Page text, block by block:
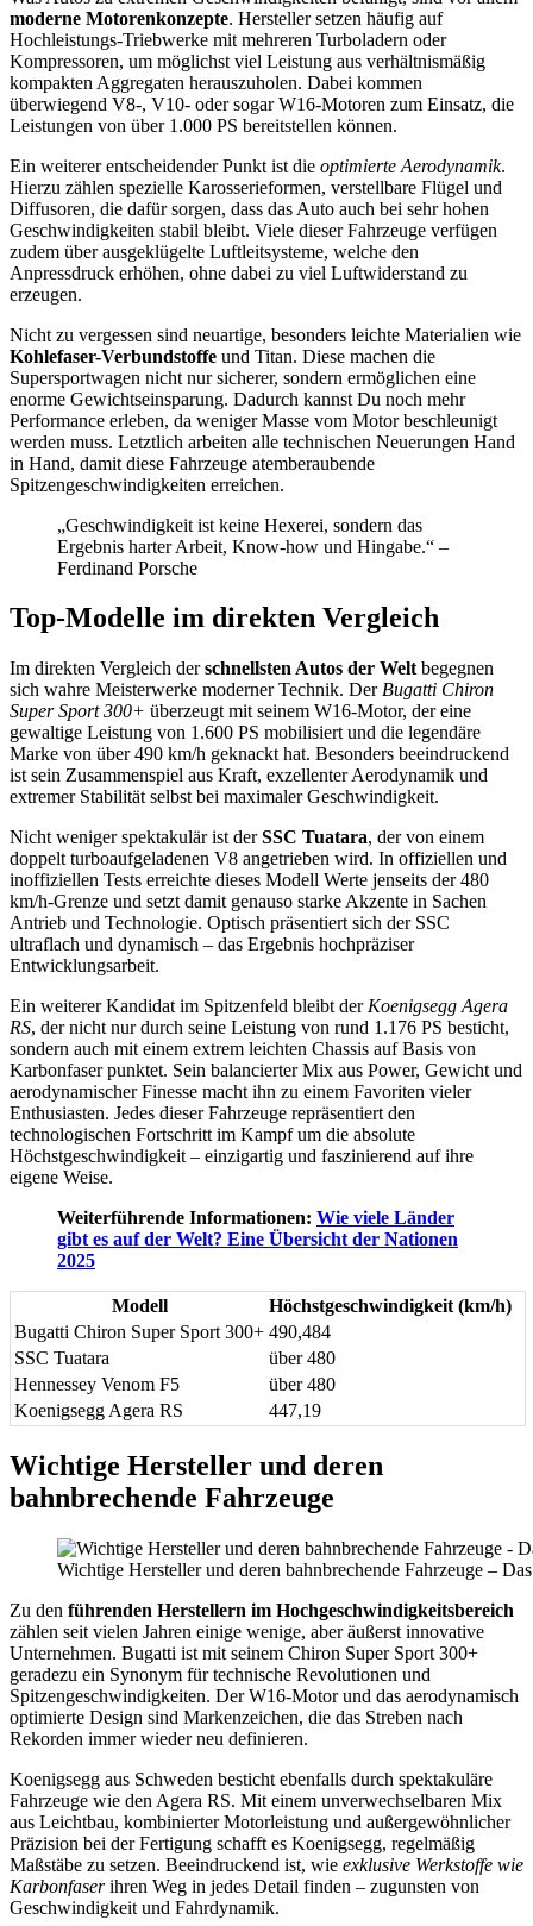
moderne Motorenkonzepte. Hersteller setzen häufig auf
Hochleistungs-Triebwerke mit mehreren Turboladern oder
Kompressoren, um möglichst viel Leistung aus verhältnismäßig
kompakten Aggregaten herauszuholen. Dabei kommen
überwiegend V8-, V10- oder sogar W16-Motoren zum Einsatz, die
Leistungen von über 1.000 PS bereitstellen können.
Ein weiterer entscheidender Punkt ist die optimierte Aerodynamik.
Hierzu zählen spezielle Karosserieformen, verstellbare Flügel und
Diffusoren, die dafür sorgen, dass das Auto auch bei sehr hohen
Geschwindigkeiten stabil bleibt. Viele dieser Fahrzeuge verfügen
zudem über ausgeklügelte Luftleitsysteme, welche den
Anpressdruck erhöhen, ohne dabei zu viel Luftwiderstand zu
erzeugen.
Nicht zu vergessen sind neuartige, besonders leichte Materialien wie
Kohlefaser-Verbundstoffe und Titan. Diese machen die
Supersportwagen nicht nur sicherer, sondern ermöglichen eine
enorme Gewichtseinsparung. Dadurch kannst Du noch mehr
Performance erleben, da weniger Masse vom Motor beschleunigt
werden muss. Letztlich arbeiten alle technischen Neuerungen Hand
in Hand, damit diese Fahrzeuge atemberaubende
Spitzengeschwindigkeiten erreichen.
„Geschwindigkeit ist keine Hexerei, sondern das
Ergebnis harter Arbeit, Know-how und Hingabe.“ –
Ferdinand Porsche
Top-Modelle im direkten Vergleich
Im direkten Vergleich derschnellsten Autos der Welt begegnen
sich wahre Meisterwerke moderner Technik. Der Bugatti Chiron
Super Sport 300+ überzeugt mit seinem W16-Motor, der eine
gewaltige Leistung von 1.600 PS mobilisiert und die legendäre
Marke von über 490 km/h geknackt hat. Besonders beeindruckend
ist sein Zusammenspiel aus Kraft, exzellenter Aerodynamik und
extremer Stabilität selbst bei maximaler Geschwindigkeit.
Nicht weniger spektakulär ist derSSC Tuatara, der von einem
doppelt turboaufgeladenen V8 angetrieben wird. In offiziellen und
inoffiziellen Tests erreichte dieses Modell Werte jenseits der 480
km/h-Grenze und setzt damit genauso starke Akzente in Sachen
Antrieb und Technologie. Optisch präsentiert sich der SSC
ultraflach und dynamisch – das Ergebnis hochpräziser
Entwicklungsarbeit.
Ein weiterer Kandidat im Spitzenfeld bleibt der Koenigsegg Agera
RS, der nicht nur durch seine Leistung von rund 1.176 PS besticht,
sondern auch mit einem extrem leichten Chassis auf Basis von
Karbonfaser punktet. Sein balancierter Mix aus Power, Gewicht und
aerodynamischer Finesse macht ihn zu einem Favoriten vieler
Enthusiasten. Jedes dieser Fahrzeuge repräsentiert den
technologischen Fortschritt im Kampf um die absolute
Höchstgeschwindigkeit – einzigartig und faszinierend auf ihre
eigene Weise.
Weiterführende Informationen: Wie viele Länder
gibt es auf der Welt? Eine Übersicht der Nationen
2025
Modell
Höchstgeschwindigkeit (km/h)
Bugatti Chiron Super Sport 300+ 490,484
SSC Tuatara
über 480
Hennessey Venom F5
über 480
Koenigsegg Agera RS
447,19
Wichtige Hersteller und deren
bahnbrechende Fahrzeuge
Wichtige Hersteller und deren bahnbrechende Fahrzeuge –
Zu den führenden Herstellern im Hochgeschwindigkeitsbereich
zählen seit vielen Jahren einige wenige, aber äußerst innovative
Unternehmen. Bugatti ist mit seinem Chiron Super Sport 300+
geradezu ein Synonym für technische Revolutionen und
Spitzengeschwindigkeiten. Der W16-Motor und das aerodynamisch
optimierte Design sind Markenzeichen, die das Streben nach
Rekorden immer wieder neu definieren.
Koenigsegg aus Schweden besticht ebenfalls durch spektakuläre
Fahrzeuge wie den Agera RS. Mit einem unverwechselbaren Mix
aus Leichtbau, kombinierter Motorleistung und außergewöhnlicher
Präzision bei der Fertigung schafft es Koenigsegg, regelmäßig
Maßstäbe zu setzen. Beeindruckend ist, wie exklusive Werkstoffe wie
Karbonfaserihren Weg in jedes Detail finden – zugunsten von
Geschwindigkeit und Fahrdynamik.